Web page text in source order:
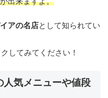
アの名店として知られてい
してみてください！
人気メニューや値段